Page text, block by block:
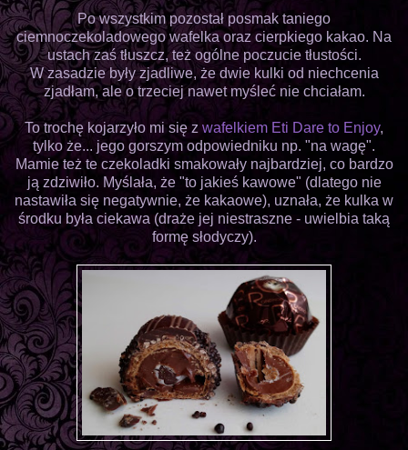
Po wszystkim pozostał posmak taniego
ciemnoczekoladowego wafelka oraz cierpkiego kakao. Na
ustach zaś tłuszcz, też ogólne poczucie tłustości.
W zasadzie były zjadliwe, że dwie kulki od niechcenia
zjadłam, ale o trzeciej nawet myśleć nie chciałam.
To trochę kojarzyło mi się z wafelkiem Eti Dare to Enjoy,
tylko że... jego gorszym odpowiedniku np. "na wagę".
Mamie też te czekoladki smakowały najbardziej, co bardzo
ją zdziwiło. Myślała, że "to jakieś kawowe" (dlatego nie
nastawiła się negatywnie, że kakaowe), uznała, że kulka w
środku była ciekawa (draże jej niestraszne - uwielbia taką
formę słodyczy).